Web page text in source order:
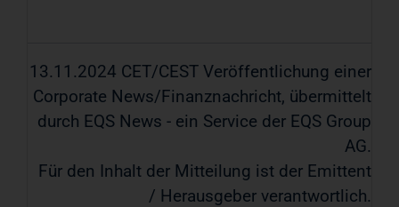
13.11.2024 CET/CEST Veröffentlichung einer
Corporate News/Finanznachricht, übermittelt
durch EQS News - ein Service der EQS Group
AG.
Für den Inhalt der Mitteilung ist der Emittent
/ Herausgeber verantwortlich.